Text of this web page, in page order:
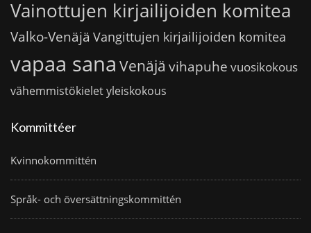
Vainottujen kirjailijoiden komitea
Valko-Venäjä Vangittujen kirjailijoiden komitea
vapaa sana Venäjä vihapuhe vuosikokous
vähemmistökieletyleiskokous
Kommittéer
Kvinnokommittén
Språk- och översättningskommittén